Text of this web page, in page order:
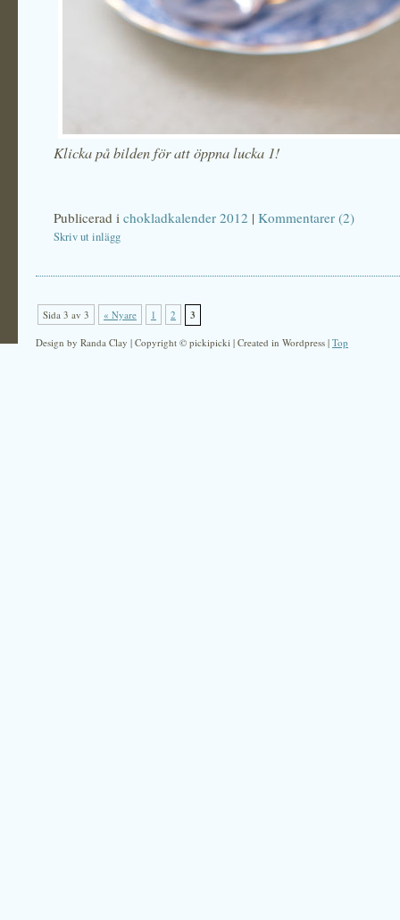
Klicka på bilden för att öppna lucka 1!
Publicerad i chokladkalender 2012 | Kommentarer (2)
Skriv ut inlägg
Sida 3 av 3 « Nyare 1 2 3
Design by Randa Clay | Copyright © pickipicki | Created in Wordpress | Top